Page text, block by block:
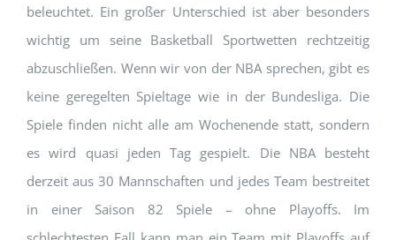
beleuchtet. Ein großer Unterschied ist aber besonders
wichtig um seine Basketball Sportwetten rechtzeitig
abzuschließen. Wenn wir von der NBA sprechen, gibt es
keine geregelten Spieltage wie in der Bundesliga. Die
Spiele finden nicht alle am Wochenende statt, sondern
es wird quasi jeden Tag gespielt. Die NBA besteht
derzeit aus 30 Mannschaften und jedes Team bestreitet
in einer Saison 82 Spiele – ohne Playoffs. Im